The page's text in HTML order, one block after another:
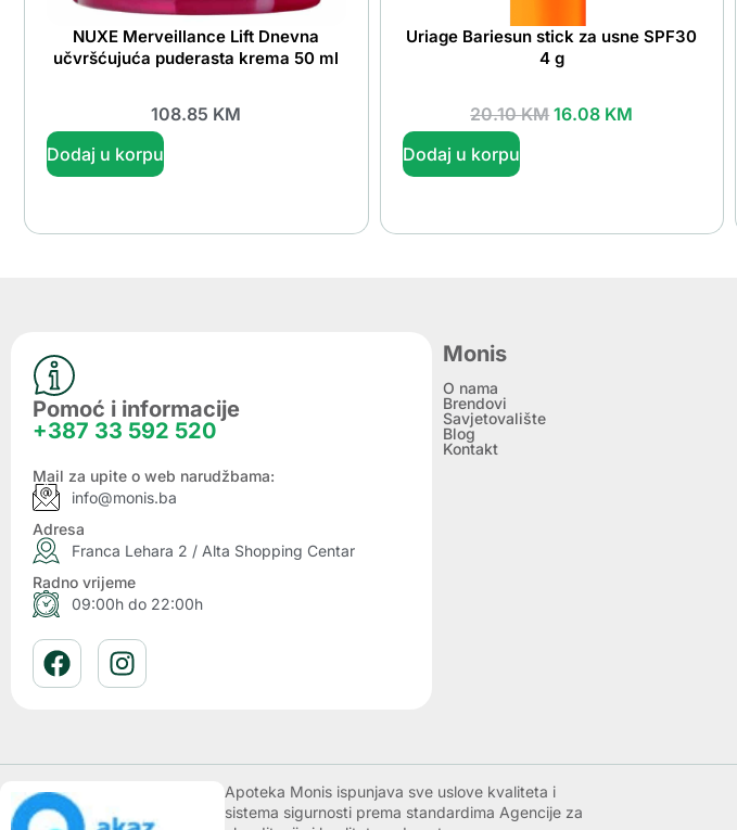
NUXE Merveillance Lift Dnevna
učvršćujuća puderasta krema 50 ml
108.85 KM
Dodaj u korpu
Uriage Bariesun stick za usne SPF30
4 g
20.10KM 16.08 KM
Dodaj u korpu
Pomoć i informacije
+387 33 592 520
Mail za upite o web narudžbama:
info@monis.ba
Adresa
Franca Lehara 2 / Alta Shopping Centar
Radno vrijeme
09:00h do 22:00h
Monis
O nama
Brendovi
Savjetovalište
Blog
Kontakt
Apoteka Monis ispunjava sve uslove kvaliteta i
sistema sigurnosti prema standardima Agencije za